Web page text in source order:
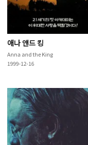
애나 앤드 킹
Anna and the King
1999-12-16